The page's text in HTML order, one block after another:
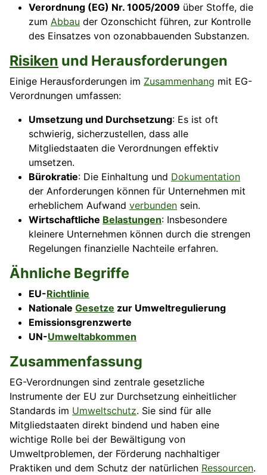
Verordnung (EG) Nr. 1005/2009 über Stoffe, die
zum Abbau der Ozonschicht führen, zur Kontrolle
des Einsatzes von ozonabbauenden Substanzen.
Risiken und Herausforderungen
Einige Herausforderungen im Zusammenhang mit EG-
Verordnungen umfassen:
Umsetzung und Durchsetzung: Es ist oft
schwierig, sicherzustellen, dass alle
Mitgliedstaaten die Verordnungen effektiv
umsetzen.
Bürokratie: Die Einhaltung und Dokumentation
der Anforderungen können für Unternehmen mit
erheblichem Aufwand verbunden sein.
Wirtschaftliche Belastungen: Insbesondere
kleinere Unternehmen können durch die strengen
Regelungen finanzielle Nachteile erfahren.
Ähnliche Begriffe
EU-Richtlinie
Nationale Gesetze zur Umweltregulierung
Emissionsgrenzwerte
UN-Umweltabkommen
Zusammenfassung
EG-Verordnungen sind zentrale gesetzliche
Instrumente der EU zur Durchsetzung einheitlicher
Standards im Umweltschutz. Sie sind für alle
Mitgliedstaaten direkt bindend und haben eine
wichtige Rolle bei der Bewältigung von
Umweltproblemen, der Förderung nachhaltiger
Praktiken und dem Schutz der natürlichen Ressourcen.